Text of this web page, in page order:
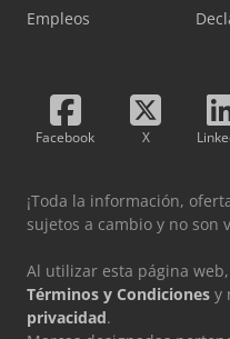
Empleos
Facebook X
¡Toda la información,
sujetos a cambio y no son
Al utilizar esta página
Términos y Condiciones y
privacidad.